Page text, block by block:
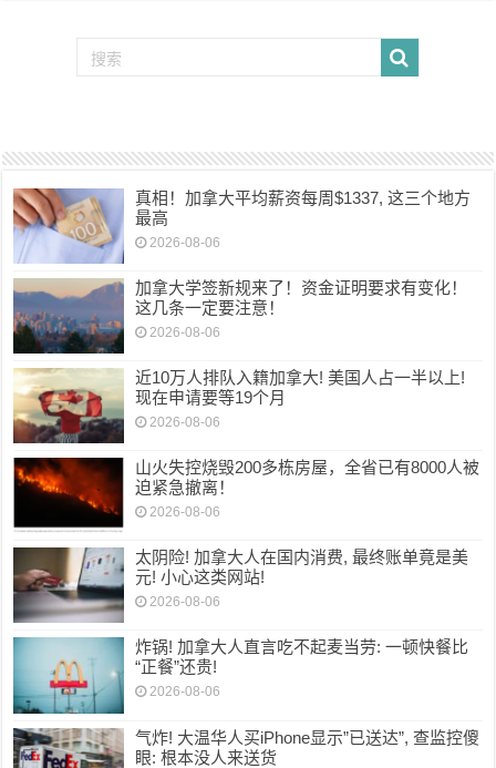
真相！加拿大平均薪资每周$1337, 这三个地方
最高
2026-08-06
加拿大学签新规来了！资金证明要求有变化！
这几条一定要注意！
2026-08-06
近10万人排队入籍加拿大! 美国人占一半以上!
现在申请要等19个月
2026-08-06
山火失控烧毁200多栋房屋，全省已有8000人被
迫紧急撤离！
2026-08-06
太阴险! 加拿大人在国内消费, 最终账单竟是美
元! 小心这类网站!
2026-08-06
炸锅! 加拿大人直言吃不起麦当劳: 一顿快餐比
“正餐”还贵!
2026-08-06
气炸! 大温华人买iPhone显示”已送达”, 查监控傻
眼: 根本没人来送货